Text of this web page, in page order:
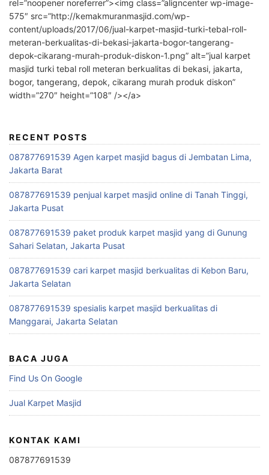
rel=”noopener noreferrer”><img class=”aligncenter wp-image-
575″ src=”http://kemakmuranmasjid.com/wp-
content/uploads/2017/06/jual-karpet-masjid-turki-tebal-roll-
meteran-berkualitas-di-bekasi-jakarta-bogor-tangerang-
depok-cikarang-murah-produk-diskon-1.png” alt=”jual karpet
masjid turki tebal roll meteran berkualitas di bekasi, jakarta,
bogor, tangerang, depok, cikarang murah produk diskon”
width=”270″ height=”108″ /></a>
RECENT POSTS
087877691539 Agen karpet masjid bagus di Jembatan Lima,
Jakarta Barat
087877691539 penjual karpet masjid online di Tanah Tinggi,
Jakarta Pusat
087877691539 paket produk karpet masjid yang di Gunung
Sahari Selatan, Jakarta Pusat
087877691539 cari karpet masjid berkualitas di Kebon Baru,
Jakarta Selatan
087877691539 spesialis karpet masjid berkualitas di
Manggarai, Jakarta Selatan
BACA JUGA
Find Us On Google
Jual Karpet Masjid
KONTAK KAMI
087877691539